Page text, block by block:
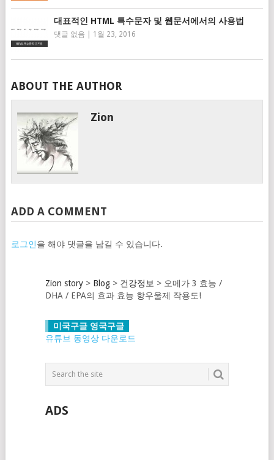
대표적인 HTML 특수문자 및 웹문서에서의 사용법
댓글 없음 1월 23, 2016
ABOUT THE AUTHOR
Zion
ADD A COMMENT
로그인을 해야 댓글을 남길 수 있습니다.
Zion story> Blog> 건강정보 > 오메가 3 효능 /
DHA / EPA의 효과 효능 항우울제 작용도!
미국구글 영국구글
유튜브 동영상 다운로드
ADS